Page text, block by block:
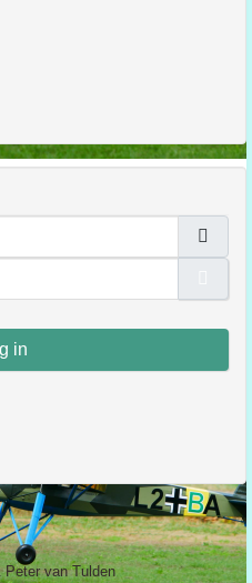
in
van Tulden